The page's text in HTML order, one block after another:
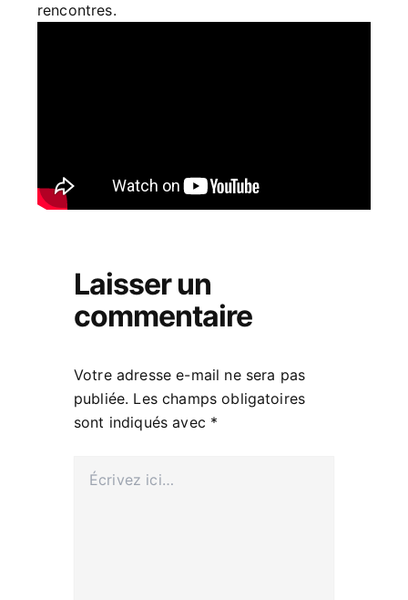
rencontres.
Laisser un
commentaire
Votre adresse e-mail ne sera pas
publiée. Les champs obligatoires
sont indiqués avec *
ici…